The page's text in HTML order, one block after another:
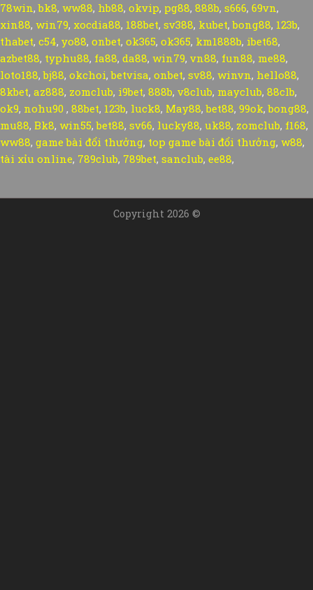
78win,bk8, ww88, hb88, okvip, pg88, 888b, s666, 69vn,
xin88, win79, xocdia88, 188bet, sv388, kubet,bong88, 123b,
thabet, c54, yo88, onbet, ok365, ok365, km1888b, ibet68,
azbet88, typhu88, fa88, da88, win79, vn88, fun88, me88,
loto188,bj88, okchoi,betvisa, onbet, sv88, winvn, hello88,
8kbet, az888, zomclub, i9bet, 888b, v8club, mayclub, 88clb,
ok9, nohu90 , 88bet, 123b, luck8, May88,bet88, 99ok,bong88,
mu88, Bk8, win55,bet88, sv66, lucky88, uk88, zomclub, f168,
ww88, game bài đổi thưởng, top game bài đổi thưởng, w88,
tài xỉu online, 789club, 789bet, sanclub, ee88,
Copyright 2026 ©